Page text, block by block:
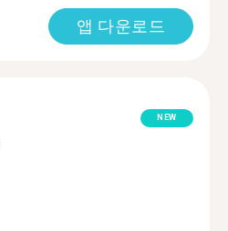
앱 다운로드
NEW